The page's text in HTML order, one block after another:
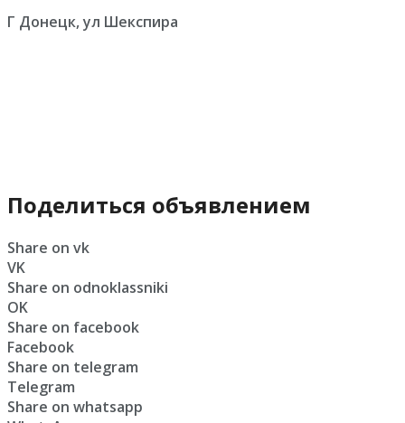
Г Донецк, ул Шекспира
Поделиться объявлением
Share on vk
VK
Share on odnoklassniki
OK
Share on facebook
Facebook
Share on telegram
Telegram
Share on whatsapp